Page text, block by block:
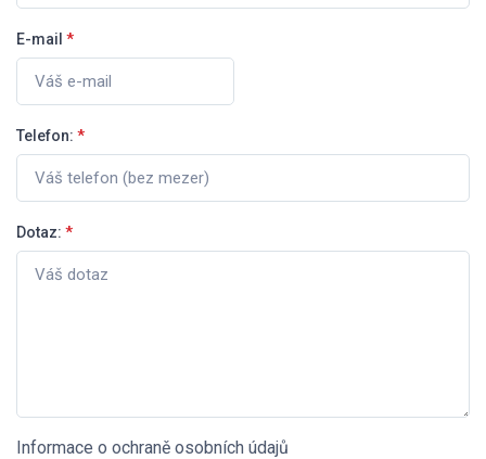
E-mail *
Telefon: *
Dotaz: *
Informace o ochraně osobních údajů